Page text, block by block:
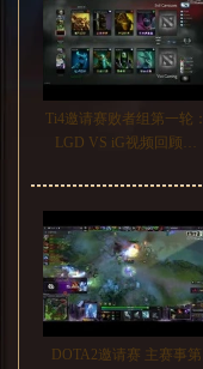
Ti4邀请赛败者组第一轮：
LGD VS iG视频回顾…
DOTA2邀请赛 主赛事第